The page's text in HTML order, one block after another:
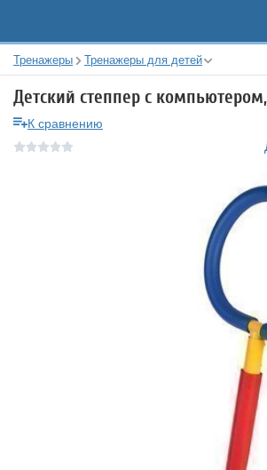
Тренажеры Тренажеры для детей
Детский степпер с компьютером,
К сравнению